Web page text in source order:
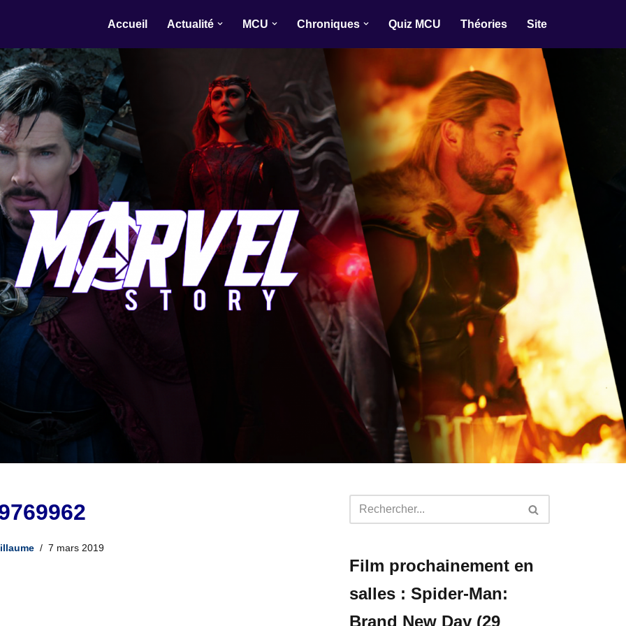
Accueil Actualité MCU Chroniques Quiz MCU Théories Site
7 mars 2019
Film prochainement en
salles : Spider-Man:
Brand New Day (29